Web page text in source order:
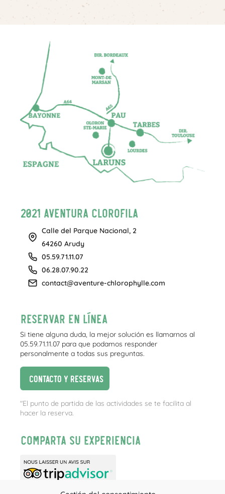
2021 Aventura Clorofila
Calle del Parque Nacional, 2
64260 Arudy
05.59.71.11.07
06.28.07.90.22
contact@aventure-chlorophylle.com
Reservar en línea
Si tiene alguna duda, la mejor solución es llamarnos al
05.59.71.11.07 para que podamos responder
personalmente a todas sus preguntas.
Contacto y reservas
"El punto de partida de las actividades se te facilita al
hacer la reserva.
Comparta su experiencia